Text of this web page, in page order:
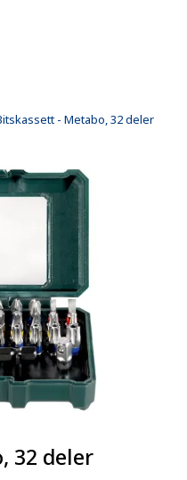
- Metabo, 32 deler
32 deler